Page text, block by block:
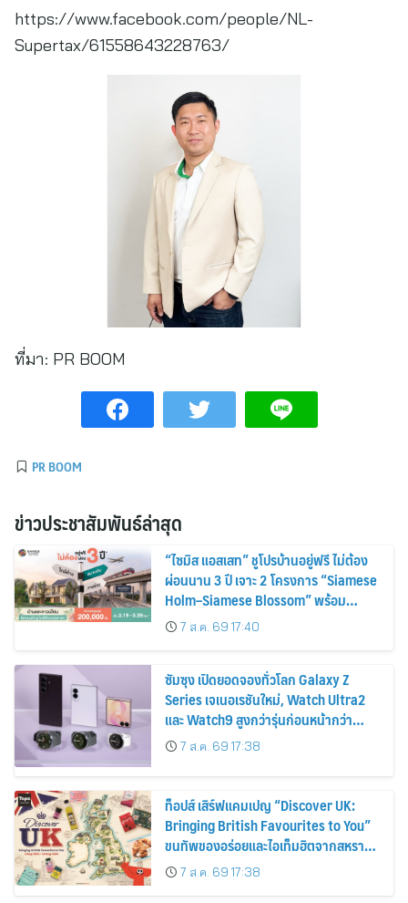
https://www.facebook.com/people/NL-
Supertax/61558643228763/
ที่มา: PR BOOM
PR BOOM
ข่าวประชาสัมพันธ์ล่าสุด
“ไซมิส แอสเสท” ชูโปรบ้านอยู่ฟรี ไม่ต้อง
ผ่อนนาน 3 ปี เจาะ 2 โครงการ “Siamese
Holm–Siamese Blossom” พร้อม
ส่วนลดและสิทธิพิเศษถึง 31 สิงหาคม
2569
7 ส.ค. 69 17:40
ซัมซุง เปิดยอดจองทั่วโลก Galaxy Z
Series เจเนอเรชันใหม่, Watch Ultra2
และ Watch9 สูงกว่ารุ่นก่อนหน้ากว่า
30%7 ส.ค. 69 17:38
ท็อปส์ เสิร์ฟแคมเปญ “Discover UK:
Bringing British Favourites to You”
ขนทัพของอร่อยและไอเท็มฮิตจากสหราช
อาณาจักร ส่งตรงถึงมือตั้งแต่วันนี้ – 18
สิงหาคมนี้
7 ส.ค. 69 17:38